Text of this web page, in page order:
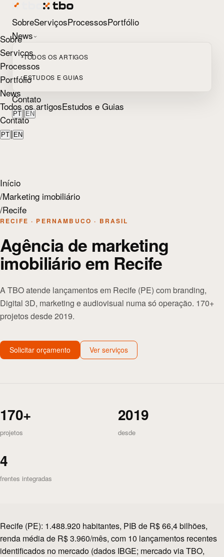
SobreServiçosProcessosPortfólio
News
TODOS OS ARTIGOS
ESTUDOS E GUIAS
Contato
PT | EN
Sobre
Serviços
Processos
Portfólio
News
Todos os artigosEstudos e Guias
Contato
PT | EN
Início
/Marketing imobiliário
/Recife
RECIFE · PERNAMBUCO · BRASIL
Agência de marketing
imobiliário em Recife
A TBO atende lançamentos em Recife (PE) com branding,
Digital 3D, marketing e audiovisual numa só operação. 170+
projetos desde 2019.
Solicitar orçamento Ver serviços
170+
projetos
2019
desde
4
frentes integradas
Recife (PE): 1.488.920 habitantes, PIB de R$ 66,4 bilhões,
renda média de R$ 3.960/mês, com 10 lançamentos recentes
identificados no mercado (dados IBGE; mercado via TBO,